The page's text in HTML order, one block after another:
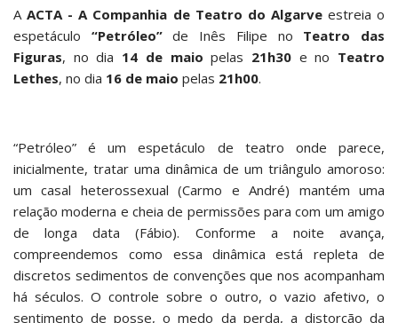
AACTA - A Companhia de Teatro do Algarveestreia o
espetáculo “Petróleo”de Inês Filipe no Teatro das
Figuras, no dia 14 de maio pelas 21h30e no Teatro
Lethes, no dia 16 de maio pelas 21h00.
“Petróleo” é um espetáculo de teatro onde parece,
inicialmente, tratar uma dinâmica de um triângulo amoroso:
um casal heterossexual (Carmo e André) mantém uma
relação moderna e cheia de permissões para com um amigo
de longa data (Fábio). Conforme a noite avança,
compreendemos como essa dinâmica está repleta de
discretos sedimentos de convenções que nos acompanham
há séculos. O controle sobre o outro, o vazio afetivo, o
sentimento de posse, o medo da perda, a distorção da